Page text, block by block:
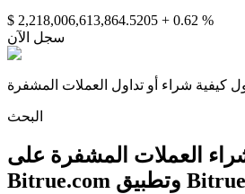
العقود الآجلة USDT
$ 2,218,006,613,864.5205 + 0.62 %
سجل الآن
البحث
العملات المشفرة على
Bitrue.com وتطبيق Bitrue